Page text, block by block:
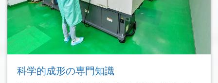
科学的成形の専門知識